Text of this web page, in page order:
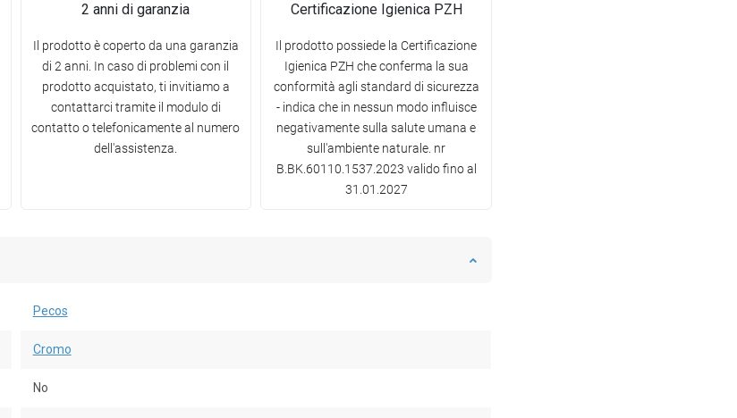
2 anni di garanzia
Il prodotto è coperto da una garanzia
di 2 anni. In caso di problemi con il
prodotto acquistato, ti invitiamo a
contattarci tramite il modulo di
contatto o telefonicamente al numero
dell'assistenza.
Certificazione Igienica PZH
Il prodotto possiede la Certificazione
Igienica PZH che conferma la sua
conformità agli standard di sicurezza
- indica che in nessun modo influisce
negativamente sulla salute umana e
sull'ambiente naturale. nr
B.BK.60110.1537.2023 valido fino al
31.01.2027
Pecos
Cromo
No